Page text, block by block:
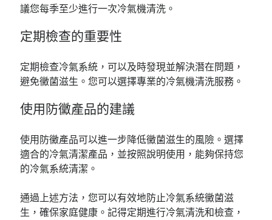
議您每季至少進行一次冷氣機清洗。
定期檢查的重要性
定期檢查冷氣系統，可以及時發現並解決潛在問題，
避免黴菌滋生。您可以選擇專業的冷氣機清洗服務。
使用防黴產品的建議
使用防黴產品可以進一步降低黴菌滋生的風險。選擇
適合的冷氣清潔產品，並按照說明使用，能夠保持您
的冷氣系統清潔。
通過上述方法，您可以有效地防止冷氣系統黴菌滋
生，確保家庭健康。記得定期進行冷氣清洗和檢查，